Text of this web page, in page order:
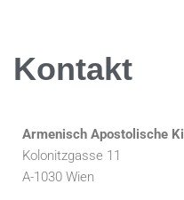
Kontakt
Armenisch Apostolische
Kolonitzgasse 11
A-1030 Wien